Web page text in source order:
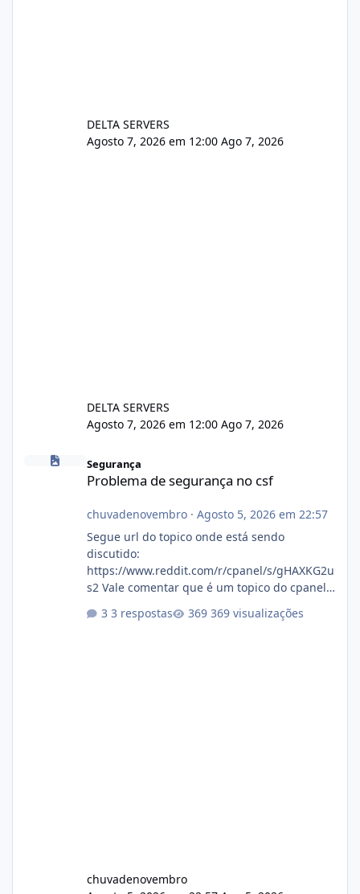
DELTA SERVERS
Agosto 7, 2026 em 12:00 Ago 7, 2026
DELTA SERVERS
Agosto 7, 2026 em 12:00 Ago 7, 2026
Problema de segurança no csf
Segurança
Problema de segurança no csf
chuvadenovembro· Agosto 5, 2026 em 22:57
Segue url do topico onde está sendo
discutido:
https://www.reddit.com/r/cpanel/s/gHAXKG2u
s2 Vale comentar que é um topico do cpanel...
3 respostas 369 visualizações
chuvadenovembro